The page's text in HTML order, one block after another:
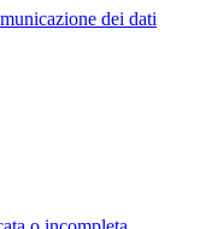
dei dati